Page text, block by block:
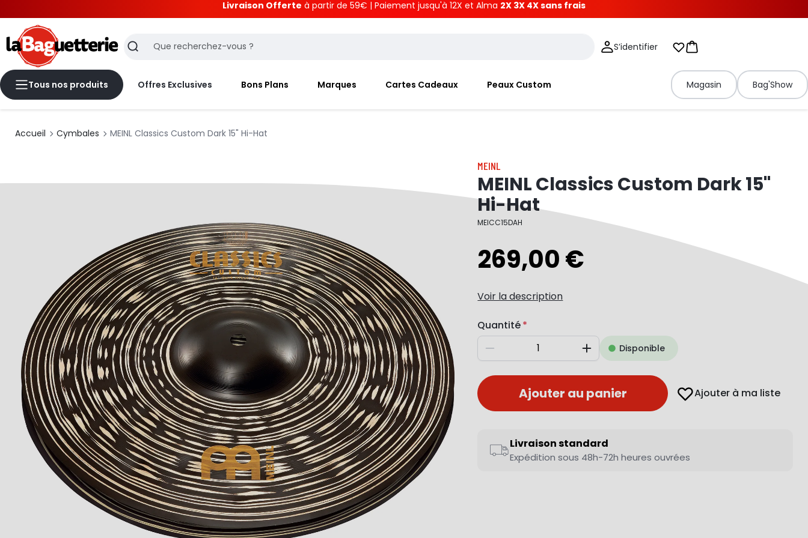
Livraison Offerte à partir de 59€ | Paiement jusqu'à 12X et Alma 2X 3X 4X sans frais
Recherche S’identifier Mes listes d'envies
Panier
Tous nos produits Offres Exclusives Bons Plans Marques Cartes Cadeaux Peaux Custom Magasin Bag'Show
Accueil Cymbales MEINL Classics Custom Dark 15" Hi-Hat
MEINL
MEINL Classics Custom Dark 15"
Hi-Hat
MEICC15DAH
269,00 €
Voir la description
Quantité
Diminuer AugmenterDisponible
Ajouter au panier Ajouter à ma liste
Livraison standard
Expédition sous 48h-72h heures ouvrées